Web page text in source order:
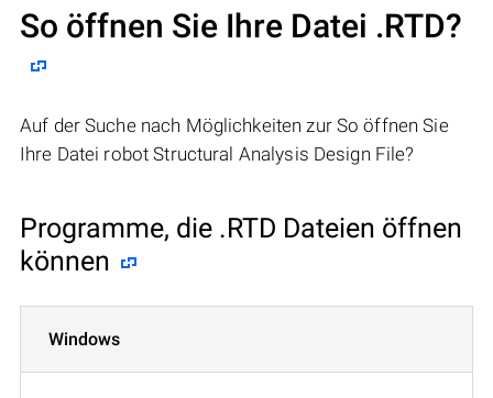
So öffnen Sie Ihre Datei .RTD?
Auf der Suche nach Möglichkeiten zur So öffnen Sie
Ihre Datei robot Structural Analysis Design File?
Programme, die .RTD Dateien öffnen
können
Windows